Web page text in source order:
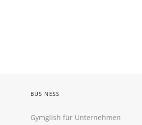
BUSINESS
Gymglish für Unternehmen